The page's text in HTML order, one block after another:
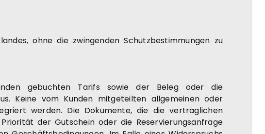
ohne die zwingenden Schutzbestimmungen zu
gebuchten Tarifs sowie der Beleg oder die
Keine vom Kunden mitgeteilten allgemeinen oder
werden. Die Dokumente, die die vertraglichen
der Gutschein oder die Reservierungsanfrage